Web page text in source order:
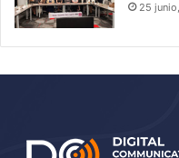
25